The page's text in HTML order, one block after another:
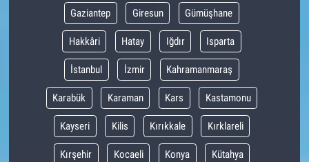
Gaziantep Giresun Gümüşhane
Hakkâri Hatay Iğdır Isparta
İstanbul İzmir Kahramanmaraş
Karabük Karaman Kars Kastamonu
Kayseri Kilis Kırıkkale Kırklareli
Kırşehir Kocaeli Konya Kütahya